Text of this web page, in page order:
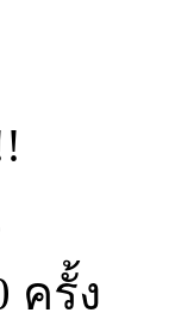
ครั้ง